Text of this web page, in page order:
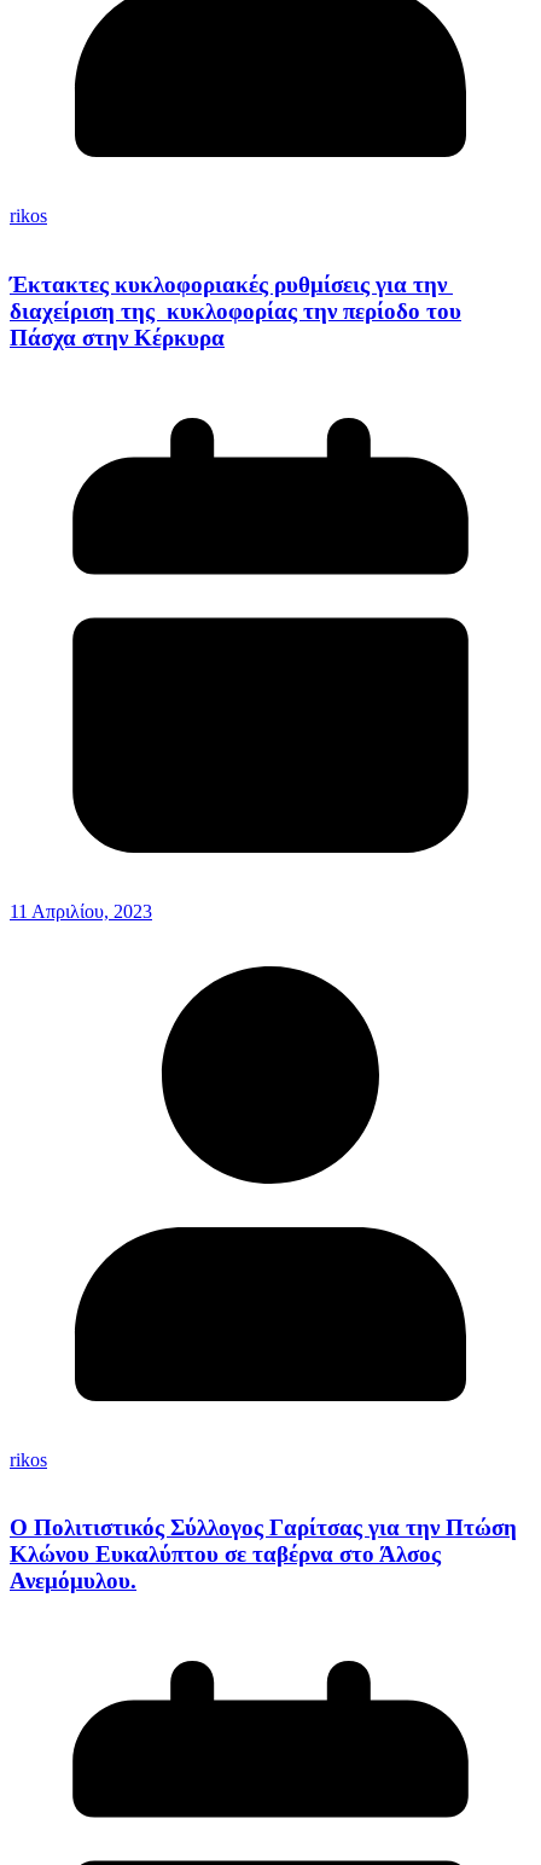
rikos
Έκτακτες κυκλοφοριακές ρυθμίσεις για την
διαχείριση της κυκλοφορίας την περίοδο του
Πάσχα στην Κέρκυρα
11 Απριλίου, 2023
rikos
Ο Πολιτιστικός Σύλλογος Γαρίτσας για την Πτώση
Κλώνου Ευκαλύπτου σε ταβέρνα στο Άλσος
Ανεμόμυλου.